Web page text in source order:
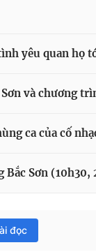
yêu quan họ
và chương
ca của cố
Bắc Sơn (10h30,
đọc